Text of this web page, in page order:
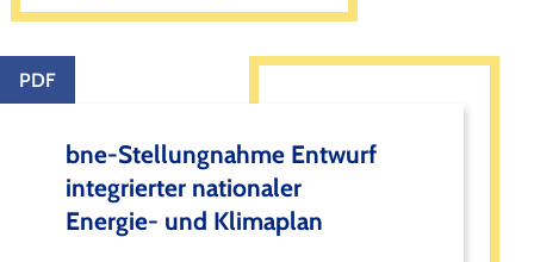
PDF
bne-Stellungnahme Entwurf
integrierter nationaler
Energie- und Klimaplan